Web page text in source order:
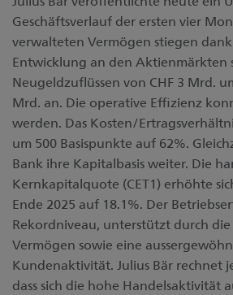
Geschäftsverlauf der ersten vier
verwalteten Vermögen stiegen
Entwicklung an den Aktienmärkten
Neugeldzuflüssen von CHF 3 Mrd.
Mrd. an. Die operative Effizienz
werden. Das Kosten/
um 500 Basispunkte auf 62%.
Bank ihre Kapitalbasis weiter. Die
Kernkapitalquote (CET1) erhöhte
Ende 2025 auf 18.1%. Der
Rekordniveau, unterstützt durch
Vermögen sowie eine
Kundenaktivität. Julius Bär rechnet
dass sich die hohe Handelsaktivität